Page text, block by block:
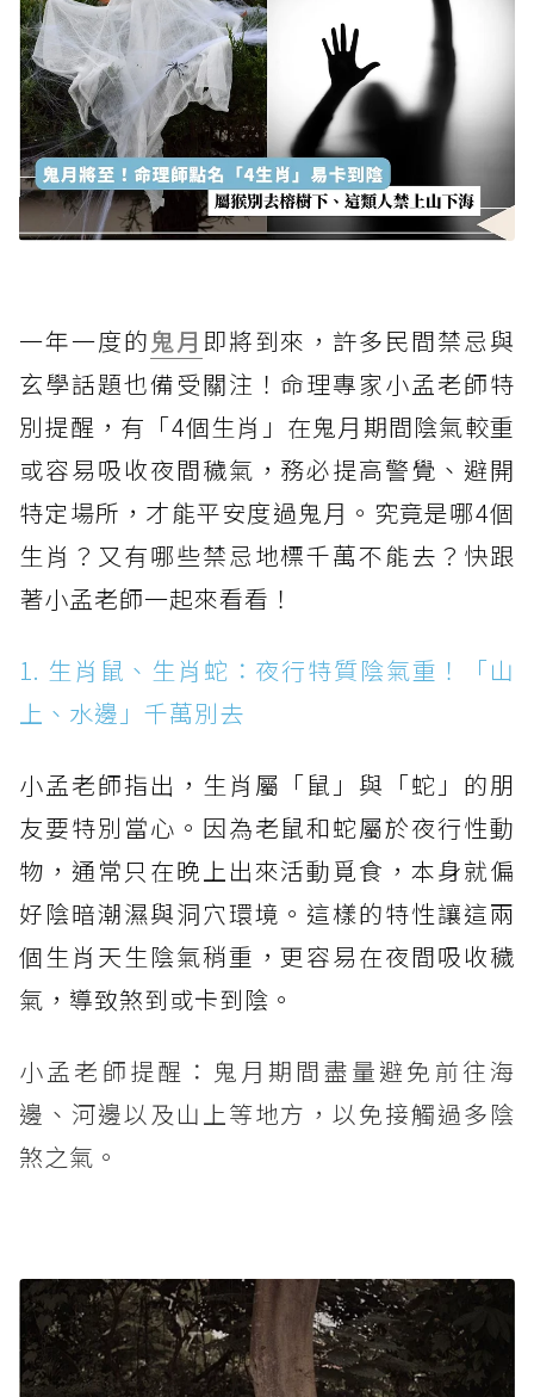
一年一度的鬼月 即將到來，許多民間禁忌與
玄學話題也備受關注！命理專家小孟老師特
別提醒，有「4個生肖」在鬼月期間陰氣較重
或容易吸收夜間穢氣，務必提高警覺、避開
特定場所，才能平安度過鬼月。究竟是哪4個
生肖？又有哪些禁忌地標千萬不能去？快跟
著小孟老師一起來看看！
1. 生肖鼠、生肖蛇：夜行特質陰氣重！「山
上、水邊」千萬別去
小孟老師指出，生肖屬「鼠」與「蛇」的朋
友要特別當心。因為老鼠和蛇屬於夜行性動
物，通常只在晚上出來活動覓食，本身就偏
好陰暗潮濕與洞穴環境。這樣的特性讓這兩
個生肖天生陰氣稍重，更容易在夜間吸收穢
氣，導致煞到或卡到陰。
小孟老師提醒：鬼月期間盡量避免前往海
邊、河邊以及山上等地方，以免接觸過多陰
煞之氣。